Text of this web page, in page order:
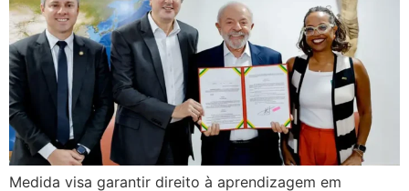
Medida visa garantir direito à aprendizagem em